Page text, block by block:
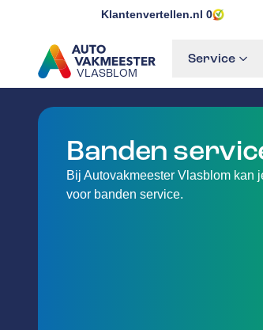
Klantenvertellen.nl 0
VLASBLOM
GA NAAR DE HOMEPAGINA
Service
Banden
Bij Autovakmeester Vlasblom kan
voor banden service.